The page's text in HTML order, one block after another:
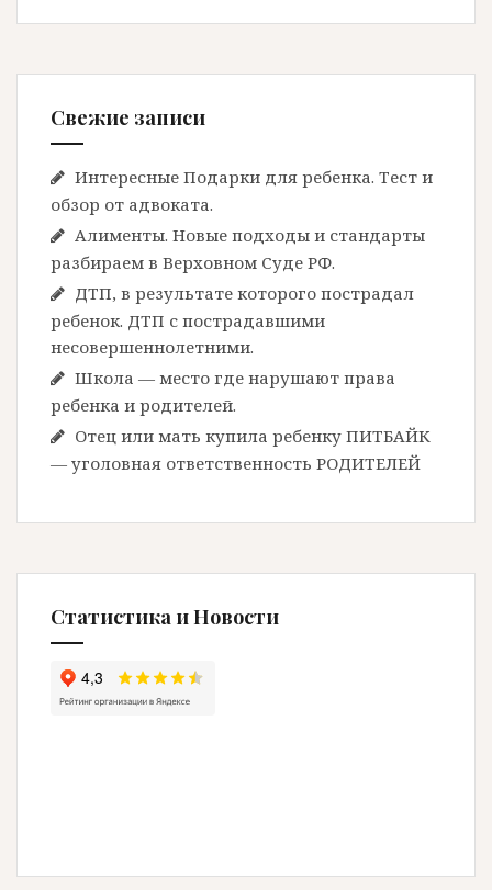
Свежие записи
Интересные Подарки для ребенка. Тест и
обзор от адвоката.
Алименты. Новые подходы и стандарты
разбираем в Верховном Суде РФ.
ДТП, в результате которого пострадал
ребенок. ДТП с пострадавшими
несовершеннолетними.
Школа — место где нарушают права
ребенка и родителей.
Отец или мать купила ребенку ПИТБАЙК
— уголовная ответственность РОДИТЕЛЕЙ
Статистика и Новости